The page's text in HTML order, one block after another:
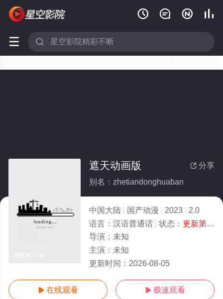
   
 
 分享
遮天动画版
别名：zhetiandonghuaban
中国大陆 国产动漫 2023
2.0
语言： 汉语普通话 状态： 更新第174集
导演： 未知
主演： 未知
更新时间： 2026-08-05
 在线观看  极速观看